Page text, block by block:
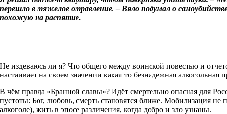
перешло в тяжелое отравление. – Вяло подумал о
похожую на распятие.
Не издеваюсь ли я? Что общего между воинской повестью и
настаивает на своем значении какая-то безнадежная алкогольная
В чём правда «Бранной славы»? Идёт смертельно опасная для
пустоты: Бог, любовь, смерть становятся ближе. Мобилизация не
алкоголе), жить в эпосе различения, когда добро и зло узнаны.